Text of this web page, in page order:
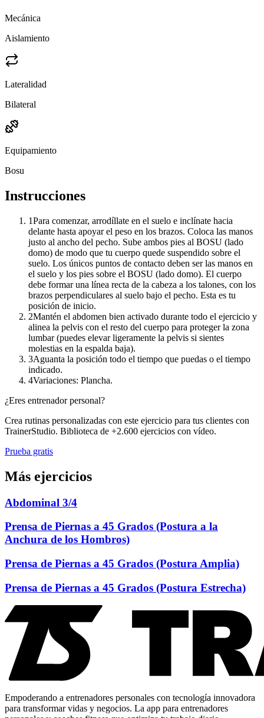
Mecánica
Aislamiento
Lateralidad
Bilateral
Equipamiento
Bosu
Instrucciones
1Para comenzar, arrodíllate en el suelo e inclínate hacia
delante hasta apoyar el peso en los brazos. Coloca las manos
justo al ancho del pecho. Sube ambos pies al BOSU (lado
domo) de modo que tu cuerpo quede suspendido sobre el
suelo. Los únicos puntos de contacto deben ser las manos en
el suelo y los pies sobre el BOSU (lado domo). El cuerpo
debe formar una línea recta de la cabeza a los talones, con los
brazos perpendiculares al suelo bajo el pecho. Esta es tu
posición de inicio.
2Mantén el abdomen bien activado durante todo el ejercicio y
alinea la pelvis con el resto del cuerpo para proteger la zona
lumbar (puedes elevar ligeramente la pelvis si sientes
molestias en la espalda baja).
3Aguanta la posición todo el tiempo que puedas o el tiempo
indicado.
4Variaciones: Plancha.
¿Eres entrenador personal?
Crea rutinas personalizadas con este ejercicio para tus clientes con
TrainerStudio. Biblioteca de +2.600 ejercicios con vídeo.
Prueba gratis
Más ejercicios
Abdominal 3/4
Prensa de Piernas a 45 Grados (Postura a la
Anchura de los Hombros)
Prensa de Piernas a 45 Grados (Postura Amplia)
Prensa de Piernas a 45 Grados (Postura Estrecha)
Empoderando a entrenadores personales con tecnología innovadora
para transformar vidas y negocios. La app para entrenadores